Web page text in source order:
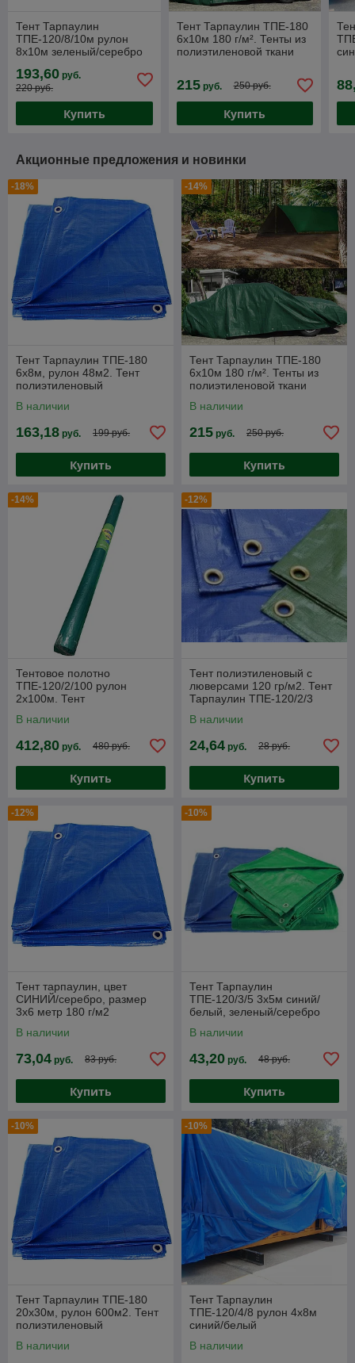
Тент Тарпаулин
ТПЕ-120/8/10м рулон
8х10м зеленый/серебро
193,60 руб.
220 руб.
Купить
Тент Тарпаулин ТПЕ-180
6х10м 180 г/м². Тенты из
полиэтиленовой ткани
215руб. 250 руб.
Купить
Акционные предложения и новинки
-18%
Тент Тарпаулин ТПЕ-180
6х8м, рулон 48м2. Тент
полиэтиленовый
(тарпаулиновый) 180 г/м2
В наличии
163,18 руб. 199 руб.
Купить
-14%
Тент Тарпаулин ТПЕ-180
6х10м 180 г/м². Тенты из
полиэтиленовой ткани
В наличии
215 руб. 250 руб.
Купить
-14%
Тентовое полотно
ТПЕ-120/2/100 рулон
2х100м. Тент
ламинированный
В наличии
412,80 руб. 480 руб.
Купить
-12%
Тент полиэтиленовый с
люверсами 120 гр/м2. Тент
Тарпаулин ТПЕ-120/2/3
В наличии
24,64 руб. 28 руб.
Купить
-12%
Тент тарпаулин, цвет
СИНИЙ/серебро, размер
3х6 метр 180 г/м2
В наличии
73,04 руб. 83 руб.
Купить
-10%
Тент Тарпаулин
ТПЕ-120/3/5 3х5м синий/
белый, зеленый/серебро
В наличии
43,20 руб. 48 руб.
Купить
-10%
Тент Тарпаулин ТПЕ-180
20х30м, рулон 600м2. Тент
полиэтиленовый
(тарпаулиновый) 180 г/м2
В наличии
-10%
Тент Тарпаулин
ТПЕ-120/4/8 рулон 4х8м
синий/белый
В наличии